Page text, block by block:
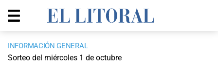
INFORMACIÓN GENERAL
Sorteo del miércoles 1 de octubre